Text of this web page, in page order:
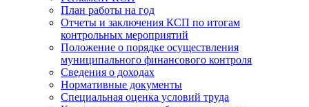
План работы на год
Отчеты и заключения КСП по итогам
контрольных мероприятий
Положение о порядке осуществления
муниципального финансового контроля
Сведения о доходах
Нормативные документы
Специальная оценка условий труда